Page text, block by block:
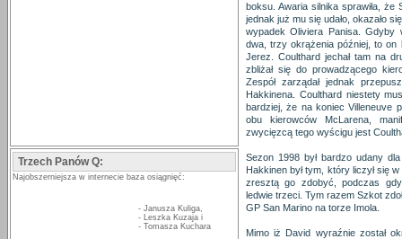
Trzech Panów Q:
Najobszerniejsza w internecie baza osiągnięć:
- Janusza Kuliga,
- Leszka Kuzaja i
- Tomasza Kuchara
boksu. Awaria silnika sprawiła, że
jednak już mu się udało, okazało
wypadek Oliviera Panisa. Gdyby
dwa, trzy okrążenia później, to on
Jerez. Coulthard jechał tam na
zbliżał się do prowadzącego
Zespół zarządał jednak
Hakkinena. Coulthard niestety
bardziej, że na koniec Villeneuve
obu kierowców McLarena,
zwycięzcą tego wyścigu jest
Sezon 1998 był bardzo udany
Hakkinen był tym, który liczył się
zresztą go zdobyć, podczas
ledwie trzeci. Tym razem Szkot
GP San Marino na torze Imola.
Mimo iż David wyraźnie został